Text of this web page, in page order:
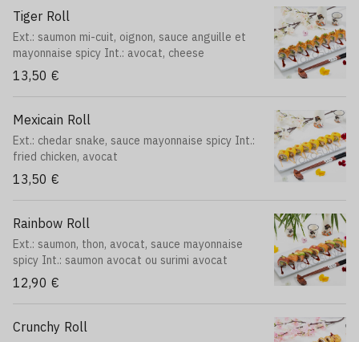
Tiger Roll
Ext.: saumon mi-cuit, oignon, sauce anguille et
mayonnaise spicy Int.: avocat, cheese
13,50 €
Mexicain Roll
Ext.: chedar snake, sauce mayonnaise spicy Int.:
fried chicken, avocat
13,50 €
Rainbow Roll
Ext.: saumon, thon, avocat, sauce mayonnaise
spicy Int.: saumon avocat ou surimi avocat
12,90 €
Crunchy Roll